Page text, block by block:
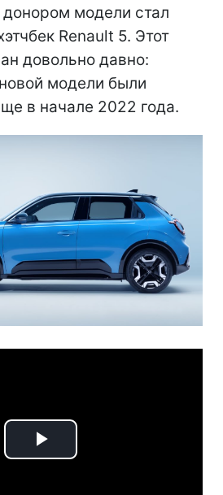
модели стал
Renault 5. Этот
довольно давно:
модели были
в начале 2022 года.
Play